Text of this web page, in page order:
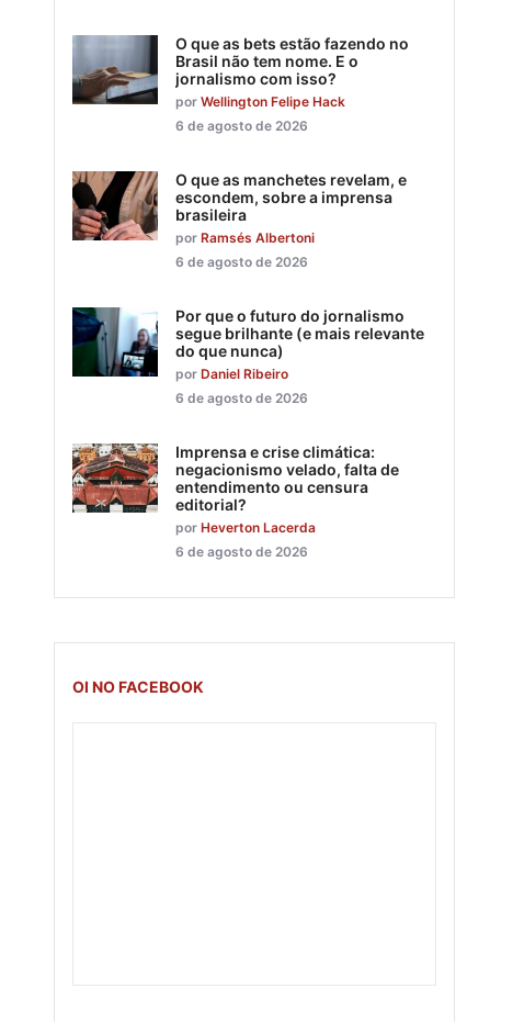
O que as bets estão fazendo no
Brasil não tem nome. E o
jornalismo com isso?
por Wellington Felipe Hack
6 de agosto de 2026
O que as manchetes revelam, e
escondem, sobre a imprensa
brasileira
por Ramsés Albertoni
6 de agosto de 2026
Por que o futuro do jornalismo
segue brilhante (e mais relevante
do que nunca)
por Daniel Ribeiro
6 de agosto de 2026
Imprensa e crise climática:
negacionismo velado, falta de
entendimento ou censura
editorial?
por Heverton Lacerda
6 de agosto de 2026
OI NO FACEBOOK